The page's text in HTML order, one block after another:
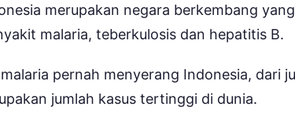
merupakan negara berkembang
malaria, teberkulosis dan hepatitis B.
pernah menyerang Indonesia, dari
jumlah kasus tertinggi di dunia.